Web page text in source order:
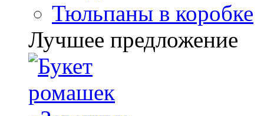
Тюльпаны в коробке
Лучшее предложение